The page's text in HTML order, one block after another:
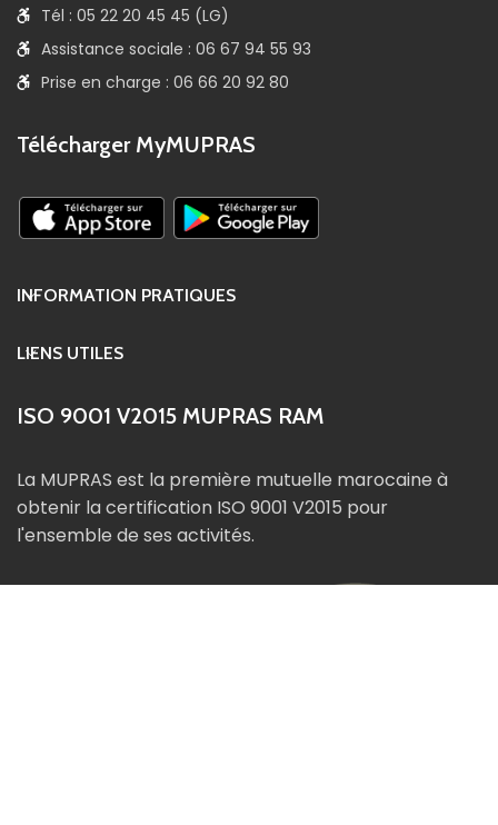
Tél : 05 22 20 45 45 (LG)
Assistance sociale : 06 67 94 55 93
Prise en charge : 06 66 20 92 80
Télécharger MyMUPRAS
INFORMATION PRATIQUES
LIENS UTILES
ISO 9001 V2015 MUPRAS RAM
La MUPRAS est la première mutuelle marocaine à
obtenir la certification ISO 9001 V2015 pour
l'ensemble de ses activités.